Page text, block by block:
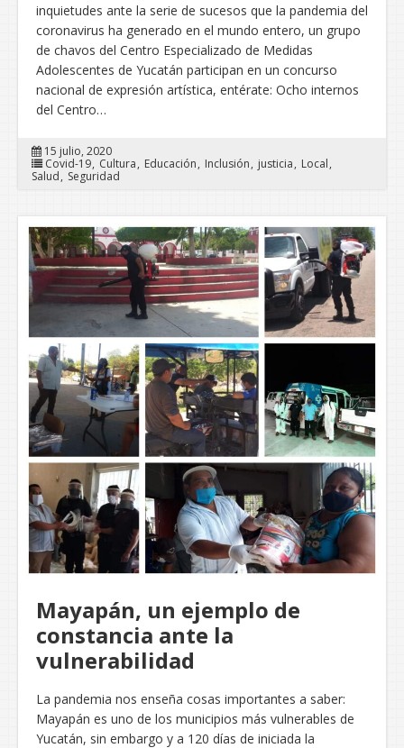
inquietudes ante la serie de sucesos que la pandemia del
coronavirus ha generado en el mundo entero, un grupo
de chavos del Centro Especializado de Medidas
Adolescentes de Yucatán participan en un concurso
nacional de expresión artística, entérate: Ocho internos
del Centro…
15 julio, 2020
Covid-19 Cultura Educación Inclusión justicia
Local
Salud
Seguridad
Mayapán, un ejemplo de
constancia ante la
vulnerabilidad
La pandemia nos enseña cosas importantes a saber:
Mayapán es uno de los municipios más vulnerables de
Yucatán, sin embargo y a 120 días de iniciada la